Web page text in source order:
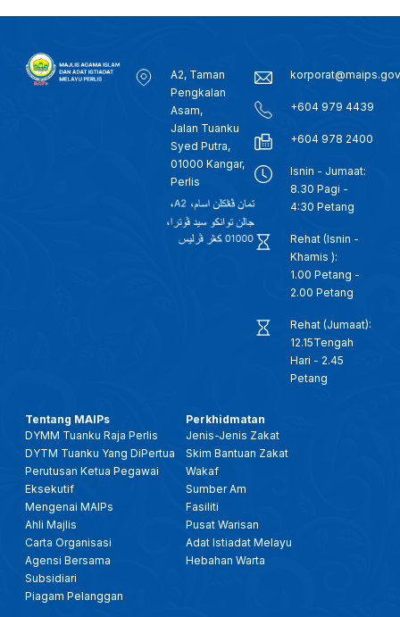
A2, Taman
Pengkalan
Asam,
Jalan Tuanku
Syed Putra,
01000 Kangar,
Perlis
+604 979 4439
+604 978 2400
Isnin - Jumaat:
8.30 Pagi -
4:30 Petang
Rehat (Isnin -
Khamis ):
1.00 Petang -
2.00 Petang
Rehat (Jumaat):
12.15Tengah
Hari - 2.45
Petang
Tentang MAIPs
DYMM Tuanku Raja Perlis
DYTM Tuanku Yang DiPertua
Perutusan Ketua Pegawai
Eksekutif
Mengenai MAIPs
Ahli Majlis
Carta Organisasi
Agensi Bersama
Subsidiari
Piagam Pelanggan
Perkhidmatan
Jenis-Jenis Zakat
Skim Bantuan Zakat
Wakaf
Sumber Am
Fasiliti
Pusat Warisan
Adat Istiadat Melayu
Hebahan Warta